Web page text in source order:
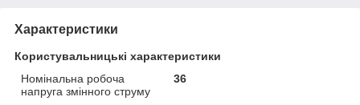
Характеристики
Користувальницькі характеристики
Номінальна робоча
напруга змінного струму
36